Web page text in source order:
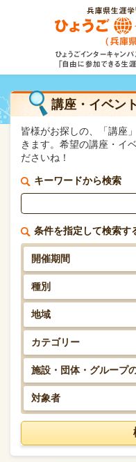
講座・イベン
皆様がお探しの、「講座
きます。希望の講座・イ
ださいね！
キーワードから検索
条件を指定して検索す
開催期間
種別
地域
カテゴリー
施設・団体・グループ
対象者